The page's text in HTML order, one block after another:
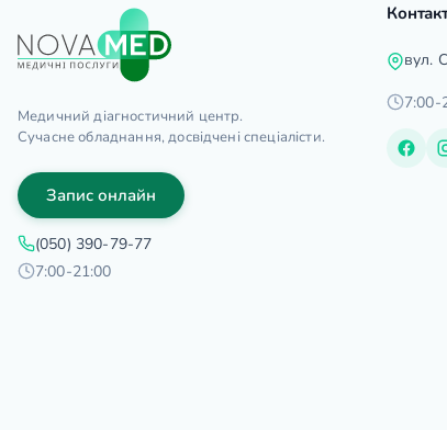
Медичний діагностичний центр.
Сучасне обладнання, досвідчені спеціалісти.
Запис онлайн
(050) 390-79-77
7:00-21:00
вул.
7:00-